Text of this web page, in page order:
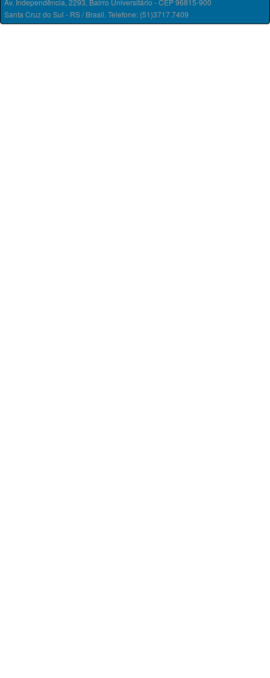
Av. Independência, 2293, Bairro Universitário - CEP 96815-900
Santa Cruz do Sul - RS / Brasil. Telefone: (51)3717.7409